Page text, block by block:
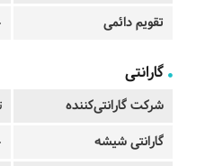
تقویم دائمی
گارانتی
شرکت گارانتی‌کننده
گارانتی شیشه